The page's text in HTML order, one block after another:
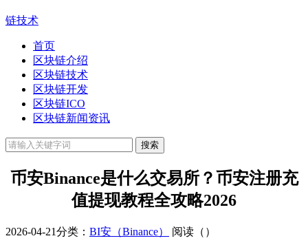
链技术
首页
区块链介绍
区块链技术
区块链开发
区块链ICO
区块链新闻资讯
币安Binance是什么交易所？币安注册充
值提现教程全攻略2026
2026-04-21分类： BI安（Binance） 阅读（ ）